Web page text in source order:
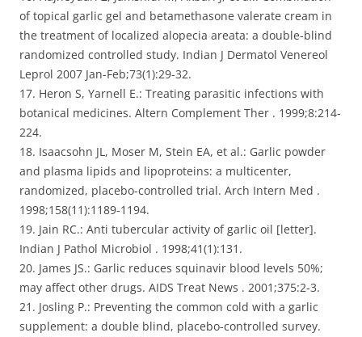
of topical garlic gel and betamethasone valerate cream in
the treatment of localized alopecia areata: a double-blind
randomized controlled study. Indian J Dermatol Venereol
Leprol 2007 Jan-Feb;73(1):29-32.
17. Heron S, Yarnell E.: Treating parasitic infections with
botanical medicines. Altern Complement Ther . 1999;8:214-
224.
18. Isaacsohn JL, Moser M, Stein EA, et al.: Garlic powder
and plasma lipids and lipoproteins: a multicenter,
randomized, placebo-controlled trial. Arch Intern Med .
1998;158(11):1189-1194.
19. Jain RC.: Anti tubercular activity of garlic oil [letter].
Indian J Pathol Microbiol . 1998;41(1):131.
20. James JS.: Garlic reduces squinavir blood levels 50%;
may affect other drugs. AIDS Treat News . 2001;375:2-3.
21. Josling P.: Preventing the common cold with a garlic
supplement: a double blind, placebo-controlled survey.